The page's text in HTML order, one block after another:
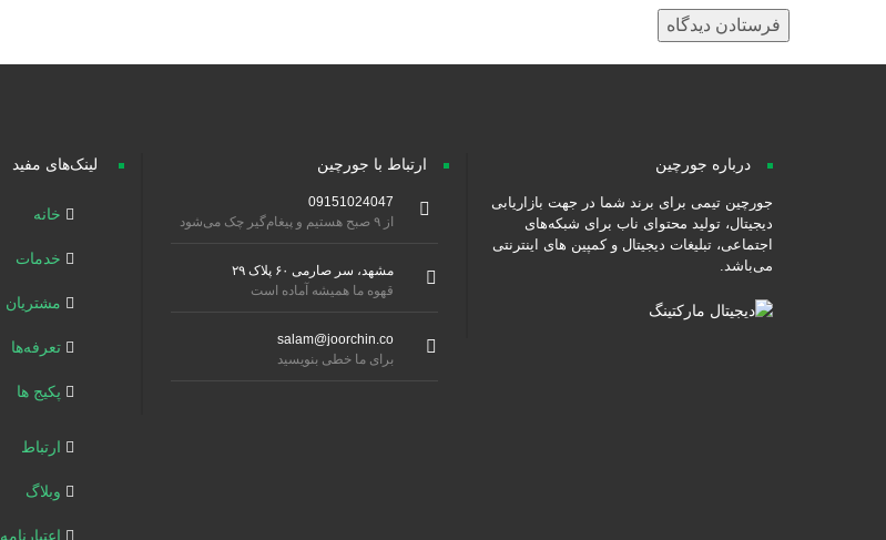
درباره جورچین
جورچین تیمی برای برند شما در جهت بازاریابی
دیجیتال، تولید محتوای ناب برای شبکه‌های
اجتماعی، تبلیغات دیجیتال و کمپین های اینترنتی
می‌باشد.
ارتباط با جورچین
09151024047
از ۹ صبح هستیم و پیغام‌گیر چک می‌شود
مشهد، سر صارمی ۶۰ پلاک ۲۹
قهوه ما همیشه آماده است
salam@joorchin.co
برای ما خطی بنویسید
لینک‌های مفید
خانه
خدمات
مشتریان
تعرفه‌ها
پکیج ها
ارتباط
وبلاگ
اعتبارنامه